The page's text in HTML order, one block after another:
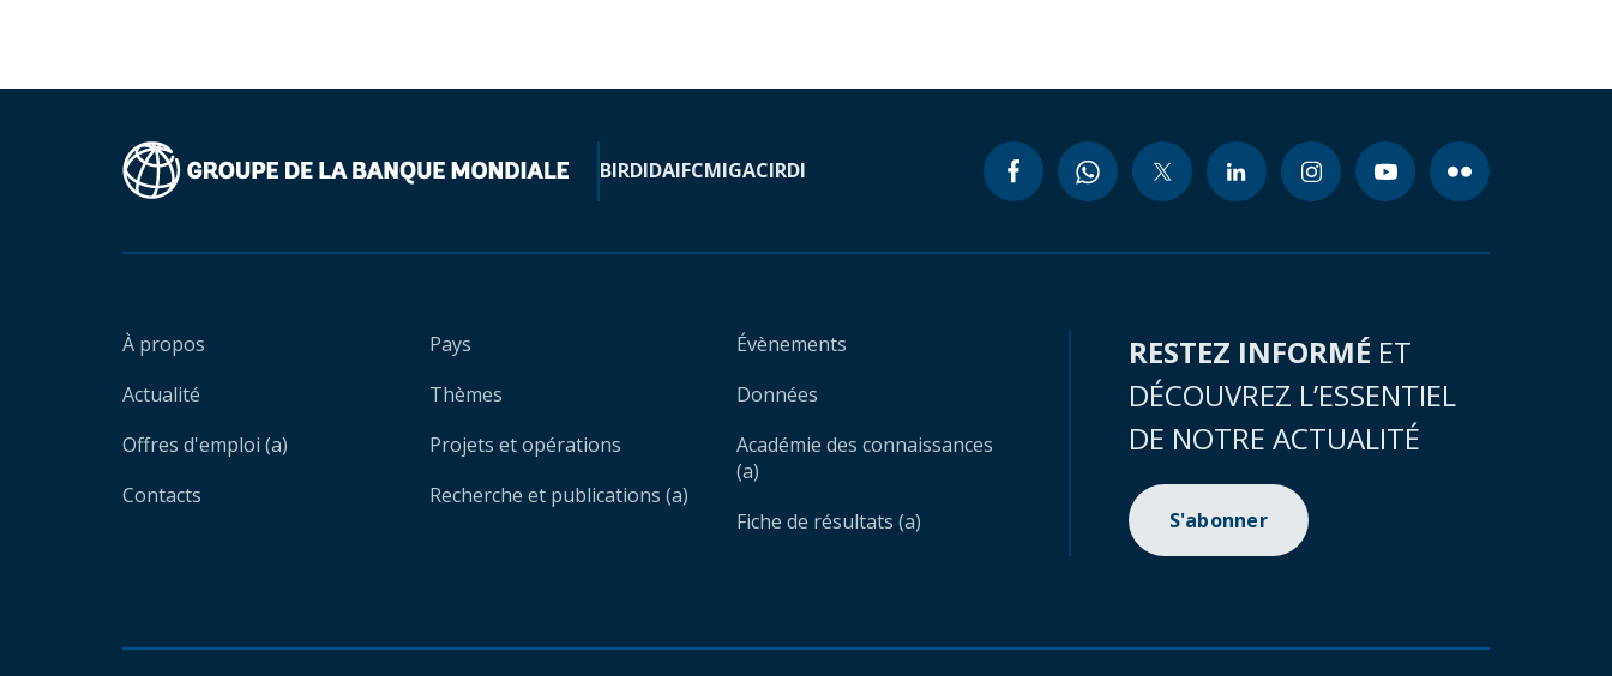
BIRDIDAIFCMIGACIRDI
À propos
Actualité
Offres d'emploi (a)
Contacts
Pays
Thèmes
Projets et opérations
Recherche et publications (a)
Évènements
Données
Académie des connaissances
(a)
Fiche de résultats (a)
RESTEZ INFORMÉ ET
DÉCOUVREZ L’ESSENTIEL
DE NOTRE ACTUALITÉ
S'abonner